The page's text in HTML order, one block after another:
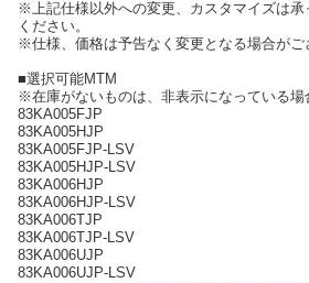
※上記仕様以外への変更、カスタマイズは
ください。
※仕様、価格は予告なく変更となる場合がご
■選択可能MTM
※在庫がないものは、非表示になっている場
83KA005FJP
83KA005HJP
83KA005FJP-LSV
83KA005HJP-LSV
83KA006HJP
83KA006HJP-LSV
83KA006TJP
83KA006TJP-LSV
83KA006UJP
83KA006UJP-LSV